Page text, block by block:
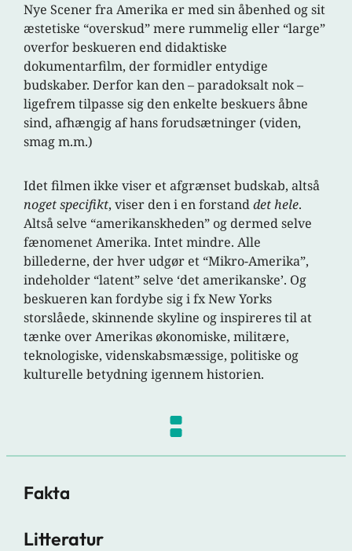
Nye Scener fra Amerika er med sin åbenhed og sit
æstetiske “overskud” mere rummelig eller “large”
overfor beskueren end didaktiske
dokumentarfilm, der formidler entydige
budskaber. Derfor kan den – paradoksalt nok –
ligefrem tilpasse sig den enkelte beskuers åbne
sind, afhængig af hans forudsætninger (viden,
smag m.m.)
Idet filmen ikke viser et afgrænset budskab, altså
noget specifikt, viser den i en forstanddet hele.
Altså selve “amerikanskheden” og dermed selve
fænomenet Amerika. Intet mindre. Alle
billederne, der hver udgør et “Mikro-Amerika”,
indeholder “latent” selve ‘det amerikanske’. Og
beskueren kan fordybe sig i fx New Yorks
storslåede, skinnende skyline og inspireres til at
tænke over Amerikas økonomiske, militære,
teknologiske, videnskabsmæssige, politiske og
kulturelle betydning igennem historien.
Fakta
Litteratur